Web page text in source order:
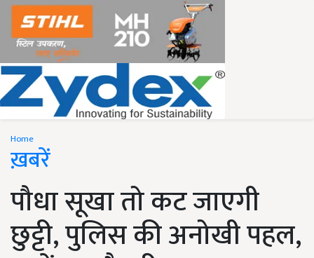
Home
ख़बरें
पौधा सूखा तो कट जाएगी
छुट्टी, पुलिस की अनोखी पहल,